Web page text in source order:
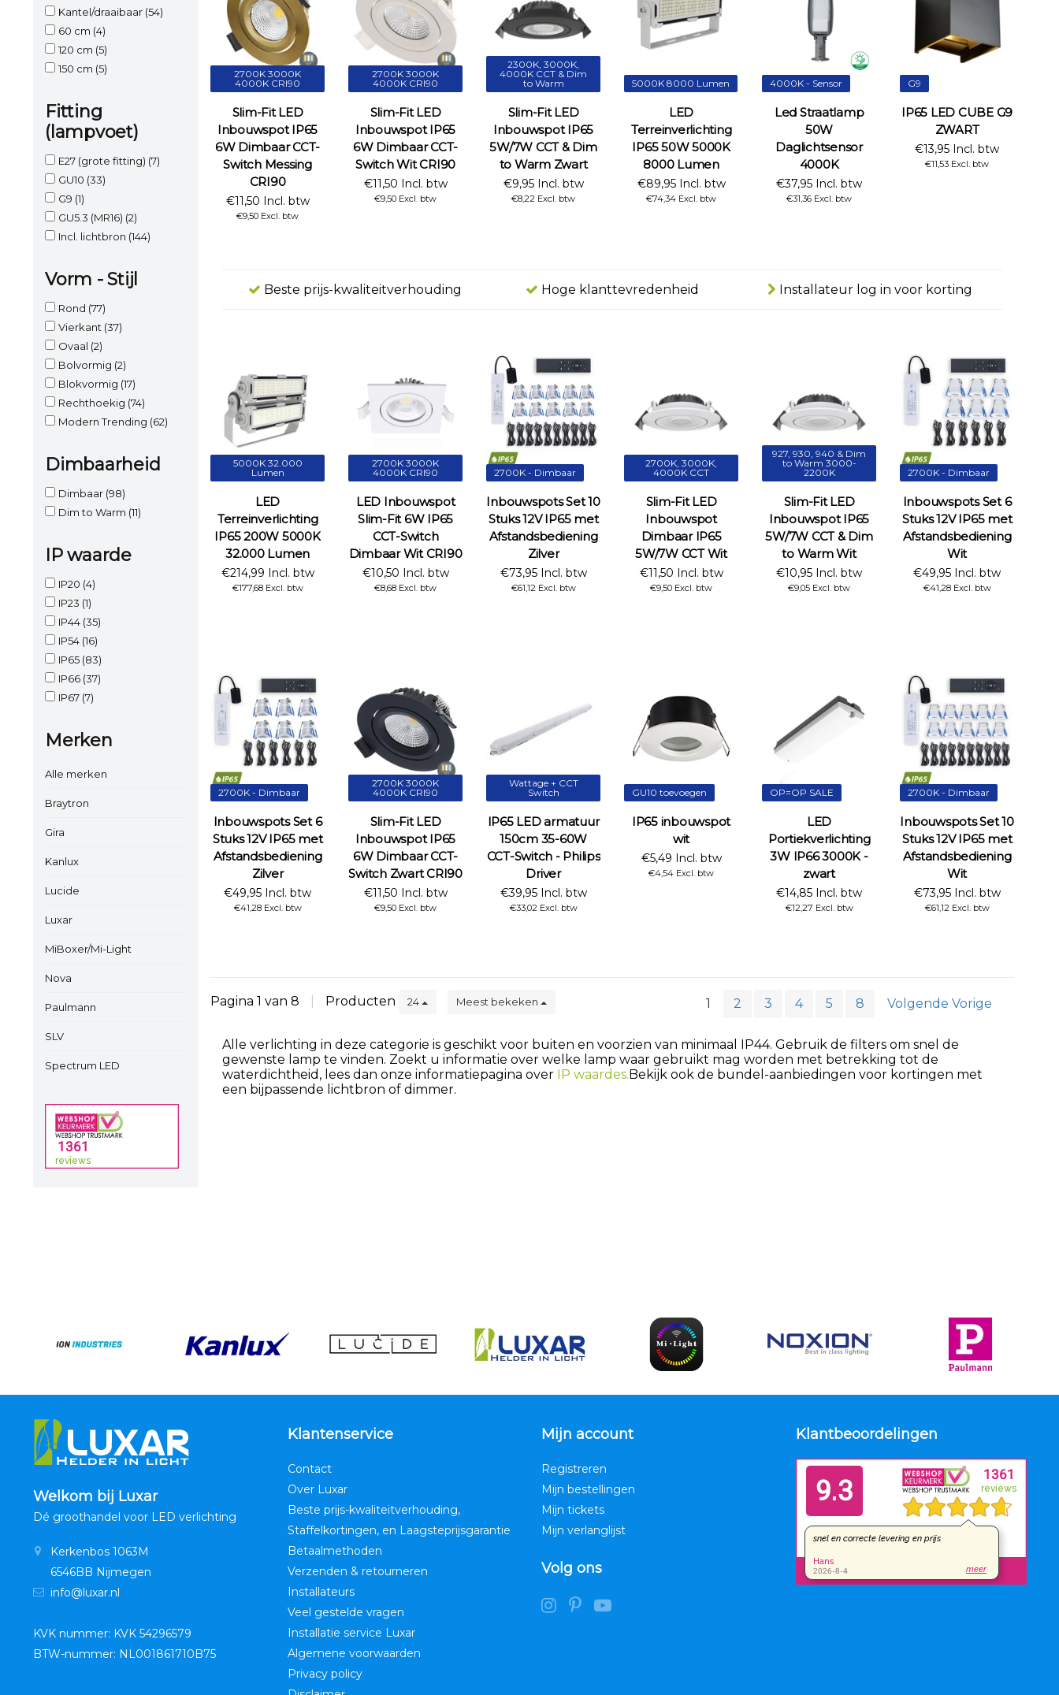
Kantel/draaibaar (54)
60 cm (4)
120 cm (5)
150 cm (5)
Fitting
(lampvoet)
E27 (grote fitting) (7)
GU10 (33)
G9 (1)
GU5.3 (MR16) (2)
Incl. lichtbron (144)
Vorm - Stijl
Rond (77)
Vierkant (37)
Ovaal (2)
Bolvormig (2)
Blokvormig (17)
Rechthoekig (74)
Modern Trending (62)
Dimbaarheid
Dimbaar (98)
Dim to Warm (11)
IP waarde
IP20 (4)
IP23 (1)
IP44 (35)
IP54 (16)
IP65 (83)
IP66 (37)
IP67 (7)
Merken
Alle merken
Braytron
Gira
Kanlux
Lucide
Luxar
MiBoxer/Mi-Light
Nova
Paulmann
SLV
Spectrum LED
2700K 3000K
4000K CRI90
Slim-Fit LED
Inbouwspot IP65
6W Dimbaar CCT-
Switch Messing
CRI90
€11,50 Incl. btw
€9,50 Excl. btw
2700K 3000K
4000K CRI90
Slim-Fit LED
Inbouwspot IP65
6W Dimbaar CCT-
Switch Wit CRI90
€11,50 Incl. btw
€9,50 Excl. btw
2300K, 3000K,
4000K CCT & Dim
to Warm
Slim-Fit LED
Inbouwspot IP65
5W/7W CCT & Dim
to Warm Zwart
€9,95 Incl. btw
€8,22 Excl. btw
5000K 8000 Lumen
LED
Terreinverlichting
IP65 50W 5000K
8000 Lumen
€89,95 Incl. btw
€74,34 Excl. btw
4000K - Sensor
Led Straatlamp
50W
Daglichtsensor
4000K
€37,95 Incl. btw
€31,36 Excl. btw
G9
IP65 LED CUBE G9
ZWART
€13,95 Incl. btw
€11,53 Excl. btw
Beste prijs-kwaliteitverhouding Hoge klanttevredenheid Installateur log in voor korting
5000K 32.000
Lumen
LED
Terreinverlichting
IP65 200W 5000K
32.000 Lumen
€214,99 Incl. btw
€177,68 Excl. btw
2700K 3000K
4000K CRI90
LED Inbouwspot
Slim-Fit 6W IP65
CCT-Switch
Dimbaar Wit CRI90
€10,50 Incl. btw
€8,68 Excl. btw
2700K - Dimbaar
Inbouwspots Set 10
Stuks 12V IP65 met
Afstandsbediening
Zilver
€73,95 Incl. btw
€61,12 Excl. btw
2700K, 3000K,
4000K CCT
Slim-Fit LED
Inbouwspot
Dimbaar IP65
5W/7W CCT Wit
€11,50 Incl. btw
€9,50 Excl. btw
927, 930, 940 & Dim
to Warm 3000-
2200K
Slim-Fit LED
Inbouwspot IP65
5W/7W CCT & Dim
to Warm Wit
€10,95 Incl. btw
€9,05 Excl. btw
2700K - Dimbaar
Inbouwspots Set 6
Stuks 12V IP65 met
Afstandsbediening
Wit
€49,95 Incl. btw
€41,28 Excl. btw
2700K - Dimbaar
Inbouwspots Set 6
Stuks 12V IP65 met
Afstandsbediening
Zilver
€49,95 Incl. btw
€41,28 Excl. btw
2700K 3000K
4000K CRI90
Slim-Fit LED
Inbouwspot IP65
6W Dimbaar CCT-
Switch Zwart CRI90
€11,50 Incl. btw
€9,50 Excl. btw
Wattage + CCT
Switch
IP65 LED armatuur
150cm 35-60W
CCT-Switch - Philips
Driver
€39,95 Incl. btw
€33,02 Excl. btw
GU10 toevoegen
IP65 inbouwspot
wit
€5,49 Incl. btw
€4,54 Excl. btw
OP=OP SALE
LED
Portiekverlichting
3W IP66 3000K -
zwart
€14,85 Incl. btw
€12,27 Excl. btw
2700K - Dimbaar
Inbouwspots Set 10
Stuks 12V IP65 met
Afstandsbediening
Wit
€73,95 Incl. btw
€61,12 Excl. btw
Pagina 1 van 8 Producten 24 Meest bekeken 1 2 3 4 5 8 Volgende Vorige
Alle verlichting in deze categorie is geschikt voor buiten en voorzien van minimaal IP44. Gebruik de filters om snel de
gewenste lamp te vinden. Zoekt u informatie over welke lamp waar gebruikt mag worden met betrekking tot de
waterdichtheid, lees dan onze informatiepagina over
IP waardes. Bekijk ook de bundel-aanbiedingen voor kortingen met
een bijpassende lichtbron of dimmer.
Welkom bij Luxar
Dé groothandel voor LED verlichting
Kerkenbos 1063M
6546BB Nijmegen
info@luxar.nl
KVK nummer: KVK 54296579
BTW-nummer: NL001861710B75
Klantenservice
Contact
Over Luxar
Beste prijs-kwaliteitverhouding,
Staffelkortingen, en Laagsteprijsgarantie
Betaalmethoden
Verzenden & retourneren
Installateurs
Veel gestelde vragen
Installatie service Luxar
Algemene voorwaarden
Privacy policy
Mijn account
Registreren
Mijn bestellingen
Mijn tickets
Mijn verlanglijst
Volg ons
Klantbeoordelingen